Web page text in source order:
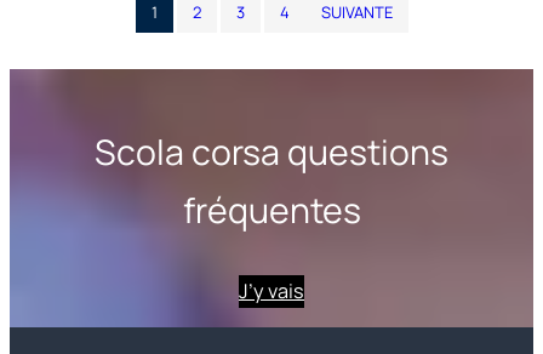
1 2 3 4 SUIVANTE
Scola corsa questions
fréquentes
J’y vais